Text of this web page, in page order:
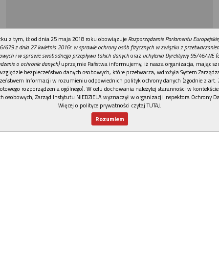
REKLAMA
z tym, iż od dnia 25 maja 2018 roku obowiązuje Rozporządzenie Parlamentu
679 z dnia 27 kwietnia 2016r. w sprawie ochrony osób fizycznych w związku z
i w sprawie swobodnego przepływu takich danychoraz uchylenia Dyrektywy 95/46/WE
o ochronie danych)uprzejmie Państwa informujemy, iż nasza organizacja, mając
bezpieczeństwo danych osobowych, które przetwarza, wdrożyła System
Informacji w rozumieniu odpowiednich polityk ochrony danych (zgodnie z art.
rozporządzenia ogólnego). W celu dochowania należytej staranności w
osobowych, Zarząd Instytutu NIEDZIELA wyznaczył w organizacji Inspektora Ochrony
Więcej o polityce prywatności czytaj TUTAJ.
Rozumiem